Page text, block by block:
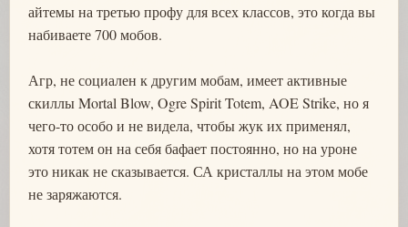
айтемы на третью профу для всех классов, это когда вы
набиваете 700 мобов.
Агр, не социален к другим мобам, имеет активные
скиллы Mortal Blow, Ogre Spirit Totem, AOE Strike, но я
чего-то особо и не видела, чтобы жук их применял,
хотя тотем он на себя бафает постоянно, но на уроне
это никак не сказывается. СА кристаллы на этом мобе
не заряжаются.